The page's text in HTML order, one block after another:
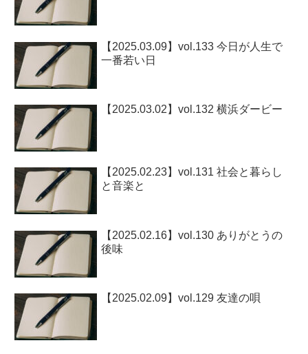
【2025.03.09】vol.133 今日が人生で
一番若い日
【2025.03.02】vol.132 横浜ダービー
【2025.02.23】vol.131 社会と暮らし
と音楽と
【2025.02.16】vol.130 ありがとうの
後味
【2025.02.09】vol.129 友達の唄